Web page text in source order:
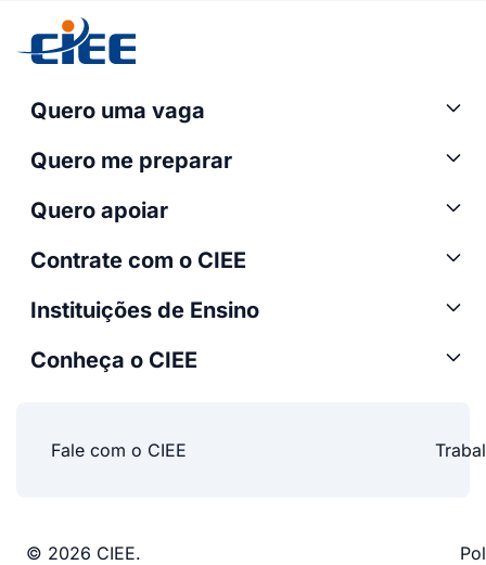
Quero uma vaga
Quero me preparar
Quero apoiar
Contrate com o CIEE
Instituições de Ensino
Conheça o CIEE
Fale com o CIEE
© 2026 CIEE.